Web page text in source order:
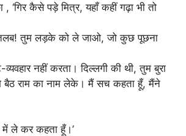
‘गिर कैसे पड़े मित्र, यहाँ कहीं गढ़ा भी तो
तुम लड़के को ले जाओ, जो कुछ पूछना
नहीं करता। दिल्लगी की थी, तुम बुरा
बैठ राम का नाम लेके। मैं सच कहता हूँ, मैंने
में ले कर कहता हूँ।’